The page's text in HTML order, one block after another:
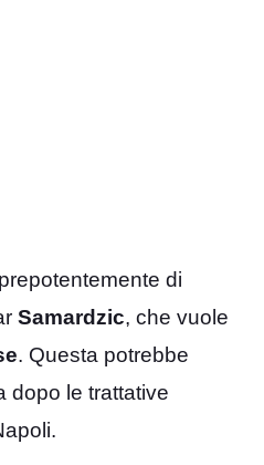
di
Samardzic, che vuole
. Questa potrebbe
dopo le trattative